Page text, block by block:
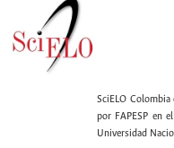
SciELO
por FAPESP en
Universidad